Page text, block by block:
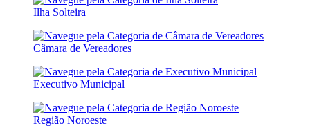
Ilha Solteira
Câmara de Vereadores
Executivo Municipal
Região Noroeste